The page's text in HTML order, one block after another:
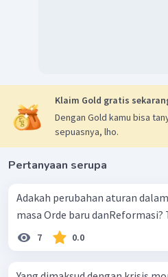
Klaim Gold gratis
Dengan Gold kamu bisa
sepuasnya, lho.
Pertanyaan serupa
Adakah perubahan aturan
masa Orde baru
7 0.0